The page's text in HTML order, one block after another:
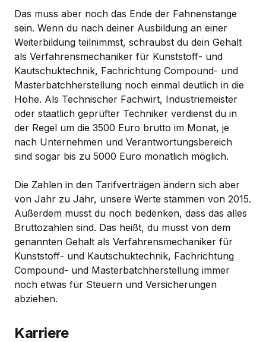
Das muss aber noch das Ende der Fahnenstange
sein. Wenn du nach deiner Ausbildung an einer
Weiterbildung teilnimmst, schraubst du dein Gehalt
als Verfahrensmechaniker für Kunststoff- und
Kautschuktechnik, Fachrichtung Compound- und
Masterbatchherstellung noch einmal deutlich in die
Höhe. Als Technischer Fachwirt, Industriemeister
oder staatlich geprüfter Techniker verdienst du in
der Regel um die 3500 Euro brutto im Monat, je
nach Unternehmen und Verantwortungsbereich
sind sogar bis zu 5000 Euro monatlich möglich.
Die Zahlen in den Tarifverträgen ändern sich aber
von Jahr zu Jahr, unsere Werte stammen von 2015.
Außerdem musst du noch bedenken, dass das alles
Bruttozahlen sind. Das heißt, du musst von dem
genannten Gehalt als Verfahrensmechaniker für
Kunststoff- und Kautschuktechnik, Fachrichtung
Compound- und Masterbatchherstellung immer
noch etwas für Steuern und Versicherungen
abziehen.
Karriere